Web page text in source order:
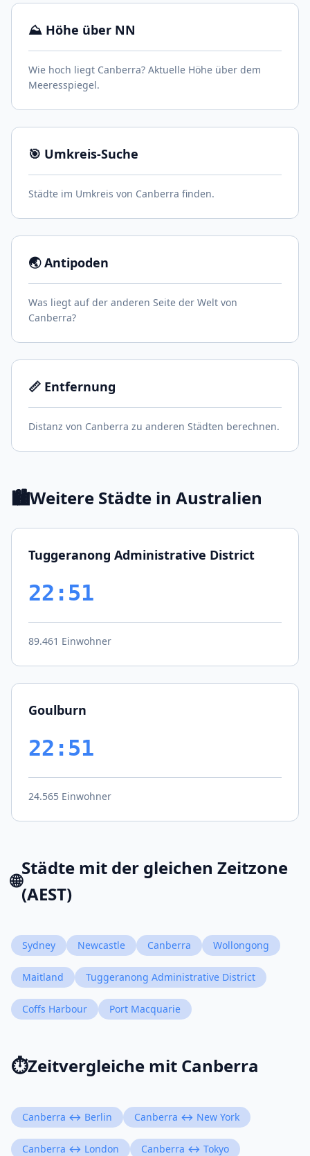
⛰️ Höhe über NN
Wie hoch liegt Canberra? Aktuelle Höhe über dem
Meeresspiegel.
🎯 Umkreis-Suche
Städte im Umkreis von Canberra finden.
🌏 Antipoden
Was liegt auf der anderen Seite der Welt von
Canberra?
📏 Entfernung
Distanz von Canberra zu anderen Städten berechnen.
🏙️Weitere Städte in Australien
Tuggeranong Administrative District
22:51
89.461 Einwohner
Goulburn
22:51
24.565 Einwohner
🌐
Städte mit der gleichen Zeitzone
(AEST)
Sydney Newcastle Canberra Wollongong
Maitland Tuggeranong Administrative District
Coffs Harbour Port Macquarie
⏱️Zeitvergleiche mit Canberra
Canberra ↔ Berlin Canberra ↔ New York
Canberra ↔ London Canberra ↔ Tokyo